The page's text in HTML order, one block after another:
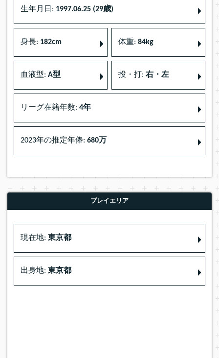
生年月日: 1997.06.25 (29歳)
身長: 182cm 体重: 84kg
血液型: A型 投・打: 右・左
リーグ在籍年数: 4年
2023年の推定年俸: 680万
プレイエリア
現在地: 東京都
出身地: 東京都